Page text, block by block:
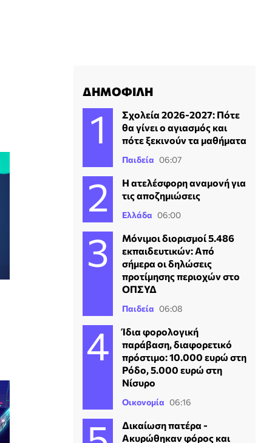
ΔΗΜΟΦΙΛΗ
Σχολεία 2026-2027: Πότε
θα γίνει ο αγιασμός και
πότε ξεκινούν τα μαθήματα
Παιδεία 06:07
Η ατελέσφορη αναμονή για
τις αποζημιώσεις
Ελλάδα 06:00
Μόνιμοι διορισμοί 5.486
εκπαιδευτικών: Από
σήμερα οι δηλώσεις
προτίμησης περιοχών στο
ΟΠΣΥΔ
Παιδεία 06:08
Ίδια φορολογική
παράβαση, διαφορετικό
πρόστιμο: 10.000 ευρώ στη
Ρόδο, 5.000 ευρώ στη
Νίσυρο
Οικονομία 06:16
Δικαίωση πατέρα -
Ακυρώθηκαν φόρος και